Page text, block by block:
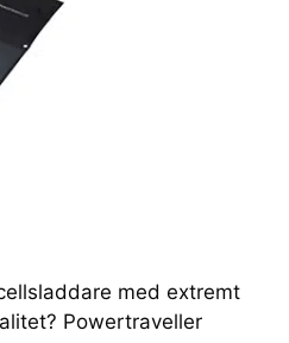
med extremt
Powertraveller